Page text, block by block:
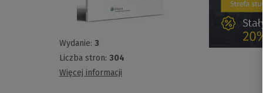
Wydanie: 3
Liczba stron: 304
Więcej informacji